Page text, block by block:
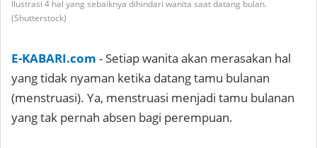
Ilustrasi 4 hal yang sebaiknya dihindari wanita saat datang bulan.
(Shutterstock)
E-KABARI.com - Setiap wanita akan merasakan hal
yang tidak nyaman ketika datang tamu bulanan
(menstruasi). Ya, menstruasi menjadi tamu bulanan
yang tak pernah absen bagi perempuan.